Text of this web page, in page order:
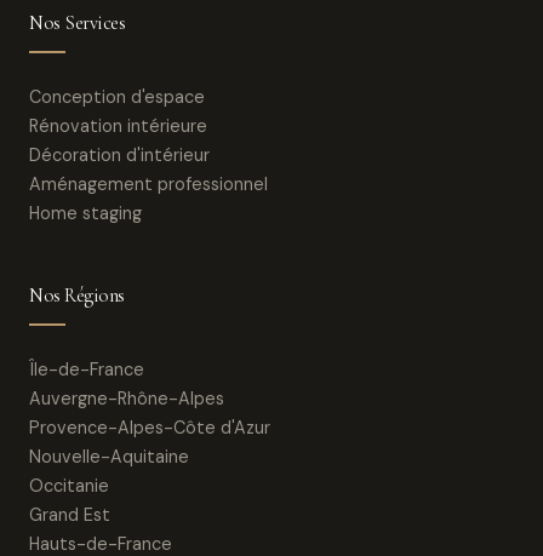
Nos Services
Conception d'espace
Rénovation intérieure
Décoration d'intérieur
Aménagement professionnel
Home staging
Nos Régions
Île-de-France
Auvergne-Rhône-Alpes
Provence-Alpes-Côte d'Azur
Nouvelle-Aquitaine
Occitanie
Grand Est
Hauts-de-France